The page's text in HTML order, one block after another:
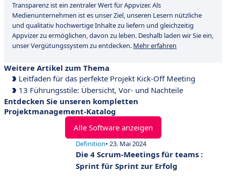
Transparenz ist ein zentraler Wert für Appvizer. Als
Medienunternehmen ist es unser Ziel, unseren Lesern nützliche
und qualitativ hochwertige Inhalte zu liefern und gleichzeitig
Appvizer zu ermöglichen, davon zu leben. Deshalb laden wir Sie ein,
unser Vergütungssystem zu entdecken. Mehr erfahren
Weitere Artikel zum Thema
Leitfaden für das perfekte Projekt Kick-Off Meeting
13 Führungsstile: Übersicht, Vor- und Nachteile
Entdecken Sie unseren kompletten
Projektmanagement-Katalog
Alle Software anzeigen
Definition• 23. Mai 2024
Die 4 Scrum-Meetings für teams :
Sprint für Sprint zur Erfolg